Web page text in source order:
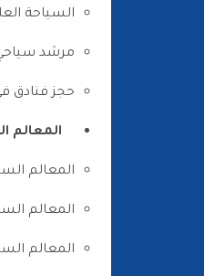
السياحة
مرشد سياحي
حجز فنادق
المعالم
المعالم
المعالم
المعالم